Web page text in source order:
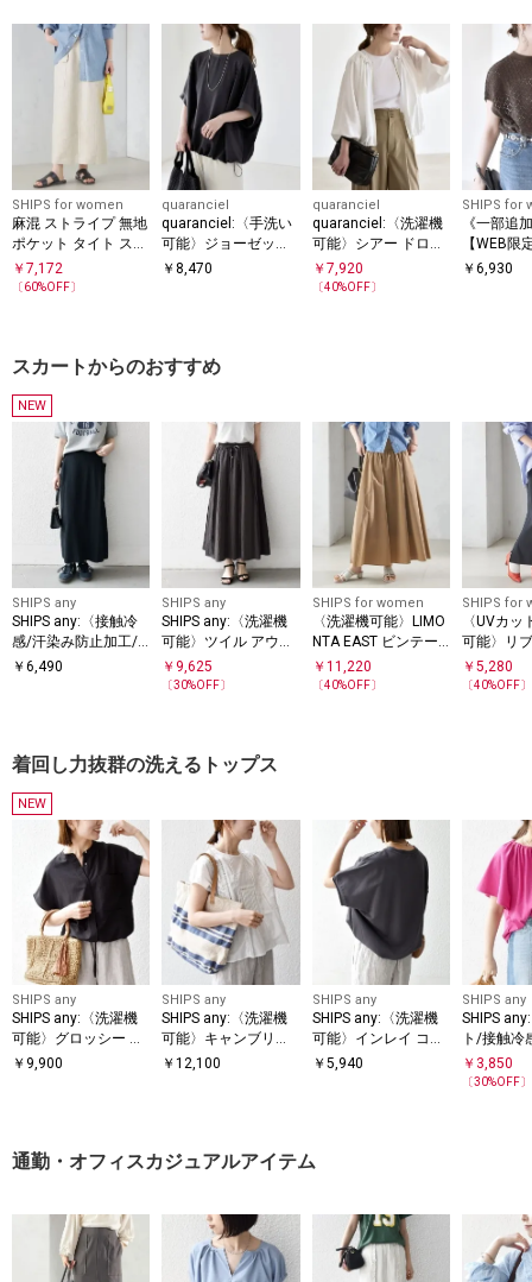
SHIPS for women
麻混 ストライプ 無地
ポケット タイト スカ
ート ◇
￥ 7,172
〔60%OFF〕
quaranciel
quaranciel:〈手洗い
可能〉ジョーゼット
ハーフスリーブ ドロ
￥8,470
quaranciel
quaranciel:〈洗濯機
可能〉シアー ドロス
ト ギャザー ショート
ブルゾン
￥ 7,920
〔40%OFF〕
SHIPS for
《一部追
【WEB限
い可能〉
￥6,930
スカートからのおすすめ
NEW
SHIPS any
SHIPS any:〈接触冷
感/汗染み防止加工/
洗濯機可能〉Iライン
￥ 6,490
SHIPS any
SHIPS any:〈洗濯機
可能〉ツイル アウト
シーム イージー ギャ
ザー スカート
￥ 9,625
〔30%OFF〕
SHIPS for women
〈洗濯機可能〉LIMO
NTA EAST ビンテー
ジ タフタ ギャザー
スカート
￥ 11,220
〔40%OFF〕
SHIPS for
〈UVカ
可能〉リ
ー 2WAY
スカート
￥5,280
〔40%OFF〕
着回し力抜群の洗えるトップス
NEW
SHIPS any
SHIPS any:〈洗濯機
可能〉グロッシー ド
ロスト バンドカラー
￥ 9,900
SHIPS any
SHIPS any:〈洗濯機
可能〉キャンブリッ
ク ハシゴレース ピン
￥12,100
SHIPS any
SHIPS any:〈洗濯機
可能〉インレイ コク
ーン ショートスリー
￥ 5,940
SHIPS any
SHIPS
ト/接触冷
乾/洗濯機
コットン
￥ 3,850
〔30%OFF〕
通勤・オフィスカジュアルアイテム